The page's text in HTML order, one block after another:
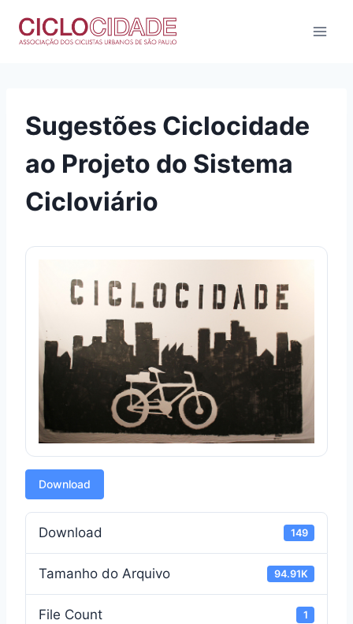
para
Sugestões Ciclocidade
ao Projeto do Sistema
Cicloviário
Download
Download 149
Tamanho do Arquivo 94.91K
File Count 1